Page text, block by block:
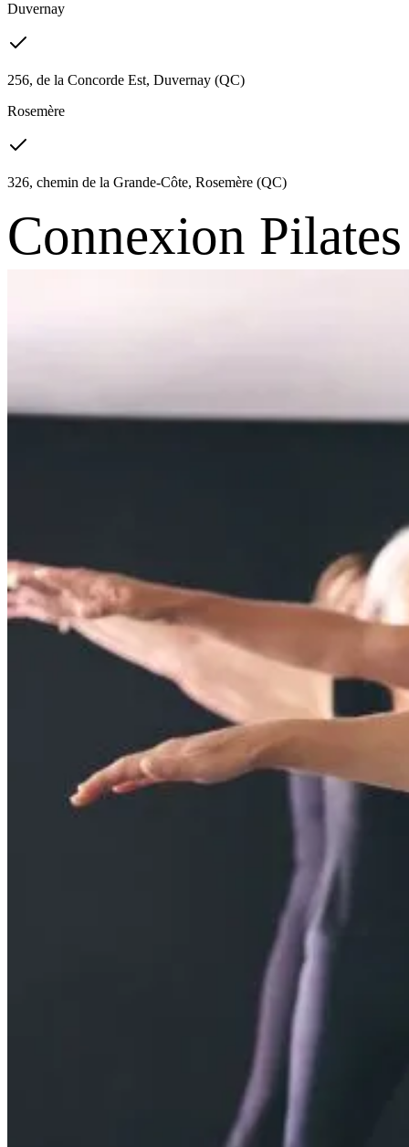
Duvernay
256, de la Concorde Est, Duvernay (QC)
Rosemère
326, chemin de la Grande-Côte, Rosemère (QC)
Connexion Pilates